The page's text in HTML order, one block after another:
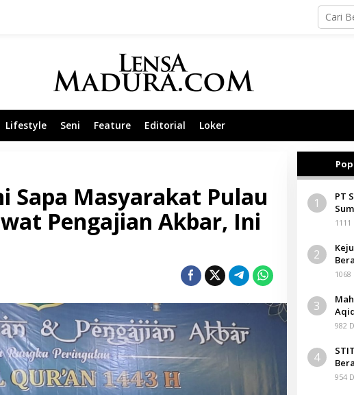
Lifestyle Seni Feature Editorial Loker
Sapa Masyarakat Pulau
Pengajian Akbar, Ini
1
PT
2
3
982
4
954